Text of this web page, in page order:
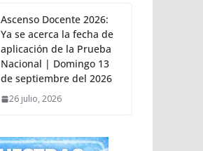
Ascenso Docente 2026:
Ya se acerca la fecha de
aplicación de la Prueba
Nacional | Domingo 13
de septiembre del 2026
26 julio, 2026